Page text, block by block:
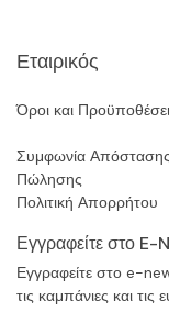
Εταιρικός
Όροι και
Συμφωνία Απόστασης
Πώλησης
Πολιτική Απορρήτου
Εγγραφείτε στο
Εγγραφείτε στο e-
τις καμπάνιες και τις